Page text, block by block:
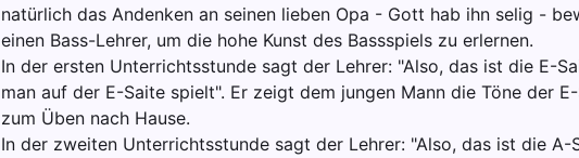
natürlich das Andenken an seinen lieben Opa - Gott hab ihn selig -
einen Bass-Lehrer, um die hohe Kunst des Bassspiels zu erlernen.
In der ersten Unterrichtsstunde sagt der Lehrer: "Also, das ist die E-
man auf der E-Saite spielt". Er zeigt dem jungen Mann die Töne der
zum Üben nach Hause.
In der zweiten Unterrichtsstunde sagt der Lehrer: "Also, das ist die A-